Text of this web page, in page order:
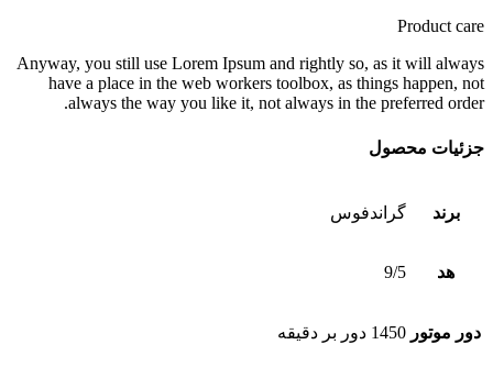
Product care
Anyway, you still use Lorem Ipsum and rightly so, as it will always
have a place in the web workers toolbox, as things happen, not
always the way you like it, not always in the preferred order.
جزئیات محصول
برند گراندفوس
هد 9/5
دور موتور 1450 دور بر دقیقه